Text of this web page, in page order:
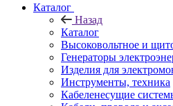
Каталог
Назад
Каталог
Высоковольтное и
Генераторы
Изделия для
Инструменты, техника
Кабеленесущие